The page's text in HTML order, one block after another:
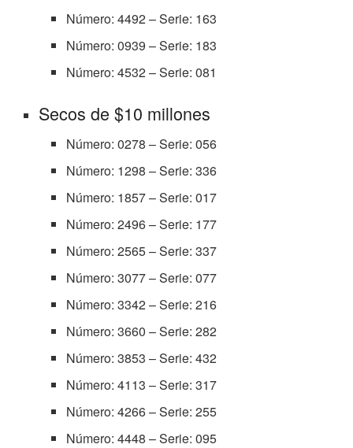
Número: 4492 – Serie: 163
Número: 0939 – Serie: 183
Número: 4532 – Serie: 081
Secos de $10 millones
Número: 0278 – Serie: 056
Número: 1298 – Serie: 336
Número: 1857 – Serie: 017
Número: 2496 – Serie: 177
Número: 2565 – Serie: 337
Número: 3077 – Serie: 077
Número: 3342 – Serie: 216
Número: 3660 – Serie: 282
Número: 3853 – Serie: 432
Número: 4113 – Serie: 317
Número: 4266 – Serie: 255
Número: 4448 – Serie: 095